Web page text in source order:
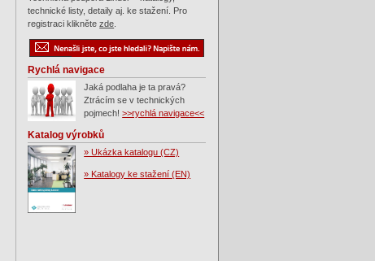
technické listy, detaily aj. ke stažení. Pro
registraci kliknětezde
Rychlá navigace
Jaká podlaha je ta pravá?
Ztrácím se v technických
pojmech!>>rychlá navigace<<
Katalog výrobků
» Ukázka katalogu (CZ)
» Katalogy ke stažení (EN)